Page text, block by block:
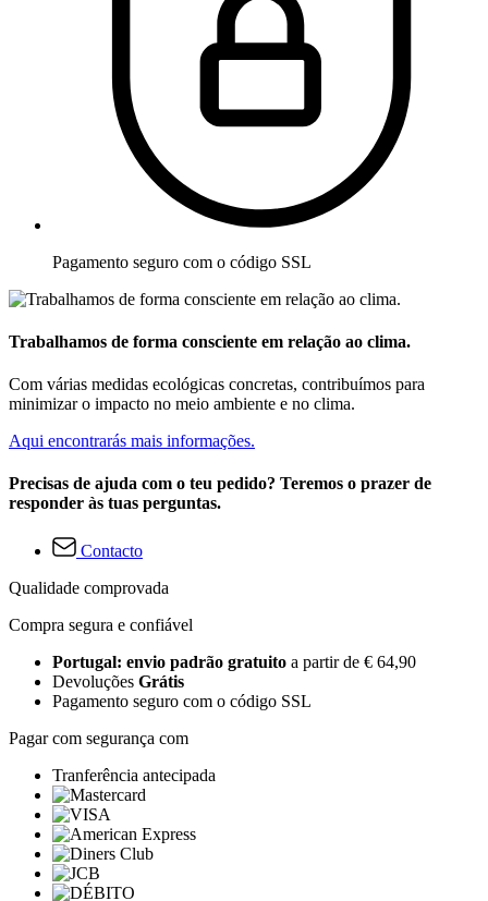
Pagamento seguro com o código SSL
Trabalhamos de forma consciente em relação ao clima.
Com várias medidas ecológicas concretas, contribuímos para
minimizar o impacto no meio ambiente e no clima.
Aqui encontrarás mais informações.
Precisas de ajuda com o teu pedido? Teremos o prazer de
responder às tuas perguntas.
Contacto
Qualidade comprovada
Compra segura e confiável
Portugal: envio padrão gratuito a partir de € 64,90
Devoluções Grátis
Pagamento seguro com o código SSL
Pagar com segurança com
Tranferência antecipada